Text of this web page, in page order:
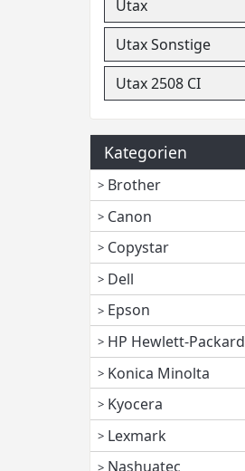
Kategorien
Brother
Canon
Copystar
Dell
Epson
HP Hewlett-Packard
Konica Minolta
Kyocera
Lexmark
Nashuatec